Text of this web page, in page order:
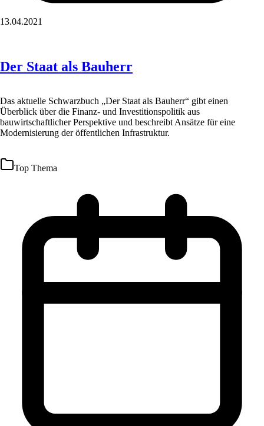
13.04.2021
Der Staat als Bauherr
Das aktuelle Schwarzbuch „Der Staat als Bauherr“ gibt einen
Überblick über die Finanz- und Investitionspolitik aus
bauwirtschaftlicher Perspektive und beschreibt Ansätze für eine
Modernisierung der öffentlichen Infrastruktur.
Top Thema